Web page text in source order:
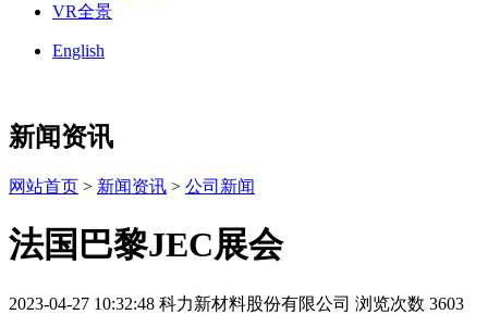
VR全景
English
新闻资讯
网站首页 > 新闻资讯 > 公司新闻
法国巴黎JEC展会
2023-04-27 10:32:48 科力新材料股份有限公司 浏览次数 3603